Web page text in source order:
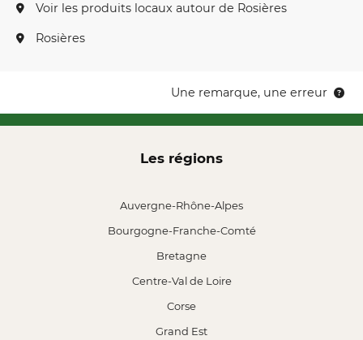
Voir les produits locaux autour de Rosières
Rosières
Une remarque, une erreur
Les régions
Auvergne-Rhône-Alpes
Bourgogne-Franche-Comté
Bretagne
Centre-Val de Loire
Corse
Grand Est